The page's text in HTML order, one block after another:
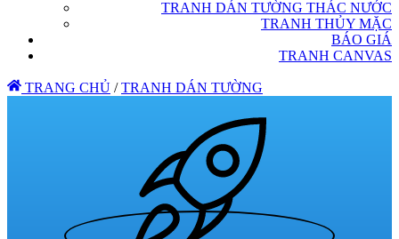
TRANH DÁN TƯỜNG THÁC NƯỚC
TRANH THỦY MẶC
BÁO GIÁ
TRANH CANVAS
TRANG CHỦ / TRANH DÁN TƯỜNG